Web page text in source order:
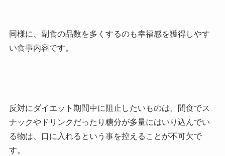
同様に、副食の品数を多くするのも幸福感を獲得しやす
い食事内容です。
反対にダイエット期間中に阻止したいものは、間食でス
ナックやドリンクだったり糖分が多量にはいり込んでい
る物は、口に入れるという事を控えることが不可欠で
す。